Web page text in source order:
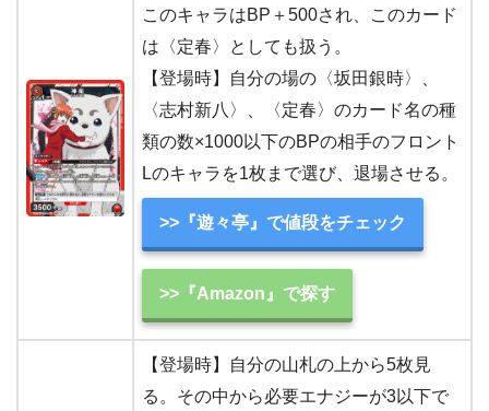
このキャラはBP＋500され、このカード
は〈定春〉としても扱う。
【登場時】自分の場の〈坂田銀時〉、
〈志村新八〉、〈定春〉のカード名の種
類の数×1000以下のBPの相手のフロント
Lのキャラを1枚まで選び、退場させる。
>>『遊々亭』で値段をチェック
>>『Amazon』で探す
【登場時】自分の山札の上から5枚見
る。その中から必要エナジーが3以下で